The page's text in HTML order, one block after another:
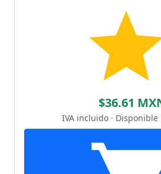
$36.61
IVA incluido ·